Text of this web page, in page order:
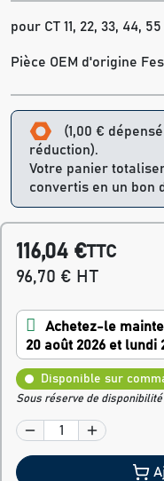
pour CT 11, 22, 33, 44, 55
Pièce OEM d'origine
(1,00 €
réduction).
Votre panier
convertis en un bon
116,04 €TTC
96,70 € HT
Achetez-le
20 août 2026 et lundi
Disponible sur
Sous réserve de